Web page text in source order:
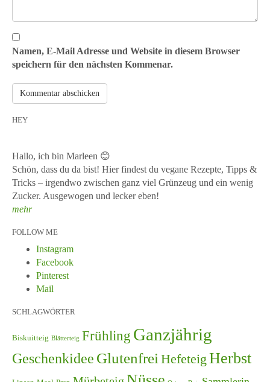
Namen, E-Mail Adresse und Website in diesem Browser
speichern für den nächsten Kommenar.
HEY
Hallo, ich bin Marleen 😊
Schön, dass du da bist! Hier findest du vegane Rezepte, Tipps &
Tricks – irgendwo zwischen ganz viel Grünzeug und ein wenig
Zucker. Ausgewogen und lecker eben!
mehr
FOLLOW ME
Instagram
Facebook
Pinterest
Mail
SCHLAGWÖRTER
Biskuitteig Blätterteig Frühling Ganzjährig
Geschenkidee Glutenfrei Hefeteig Herbst